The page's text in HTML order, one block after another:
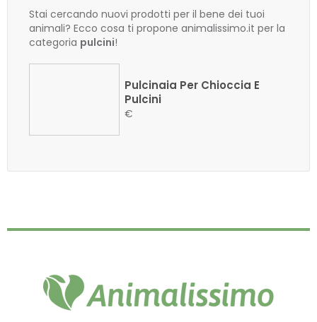
Stai cercando nuovi prodotti per il bene dei tuoi
animali? Ecco cosa ti propone animalissimo.it per la
categoria pulcini!
Pulcinaia Per Chioccia E
Pulcini
€